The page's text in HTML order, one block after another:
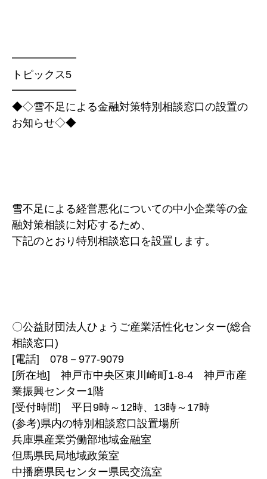
━━━━━━
トピックス5
━━━━━━
◆◇雪不足による金融対策特別相談窓口の設置の
お知らせ◇◆
雪不足による経営悪化についての中小企業等の金
融対策相談に対応するため、
下記のとおり特別相談窓口を設置します。
〇公益財団法人ひょうご産業活性化センター(総合
相談窓口)
[電話] 078－977-9079
[所在地] 神戸市中央区東川崎町1-8-4 神戸市産
業振興センター1階
[受付時間] 平日9時～12時、13時～17時
(参考)県内の特別相談窓口設置場所
兵庫県産業労働部地域金融室
但馬県民局地域政策室
中播磨県民センター県民交流室